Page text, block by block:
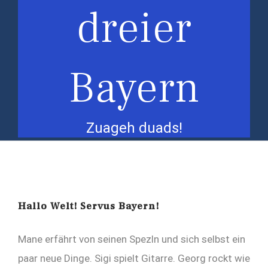
dreier
Bayern
Zuageh duads!
Hallo Welt! Servus Bayern!
Mane erfährt von seinen Spezln und sich selbst ein
paar neue Dinge. Sigi spielt Gitarre. Georg rockt wie